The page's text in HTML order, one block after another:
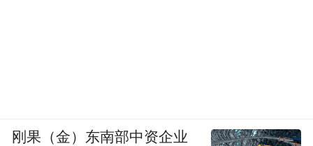
刚果（金）东南部中资企业